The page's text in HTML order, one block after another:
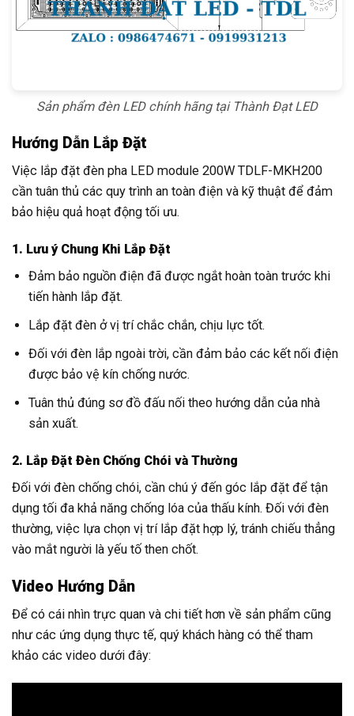
Sản phẩm đèn LED chính hãng tại Thành Đạt LED
Hướng Dẫn Lắp Đặt
Việc lắp đặt đèn pha LED module 200W TDLF-MKH200
cần tuân thủ các quy trình an toàn điện và kỹ thuật để đảm
bảo hiệu quả hoạt động tối ưu.
1. Lưu ý Chung Khi Lắp Đặt
Đảm bảo nguồn điện đã được ngắt hoàn toàn trước khi
tiến hành lắp đặt.
Lắp đặt đèn ở vị trí chắc chắn, chịu lực tốt.
Đối với đèn lắp ngoài trời, cần đảm bảo các kết nối điện
được bảo vệ kín chống nước.
Tuân thủ đúng sơ đồ đấu nối theo hướng dẫn của nhà
sản xuất.
2. Lắp Đặt Đèn Chống Chói và Thường
Đối với đèn chống chói, cần chú ý đến góc lắp đặt để tận
dụng tối đa khả năng chống lóa của thấu kính. Đối với đèn
thường, việc lựa chọn vị trí lắp đặt hợp lý, tránh chiếu thẳng
vào mắt người là yếu tố then chốt.
Video Hướng Dẫn
Để có cái nhìn trực quan và chi tiết hơn về sản phẩm cũng
như các ứng dụng thực tế, quý khách hàng có thể tham
khảo các video dưới đây: